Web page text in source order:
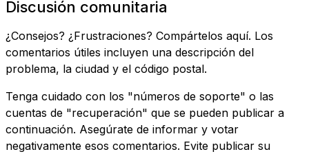
Discusión comunitaria
¿Consejos? ¿Frustraciones? Compártelos aquí. Los
comentarios útiles incluyen una descripción del
problema, la ciudad y el código postal.
Tenga cuidado con los "números de soporte" o las
cuentas de "recuperación" que se pueden publicar a
continuación. Asegúrate de informar y votar
negativamente esos comentarios. Evite publicar su